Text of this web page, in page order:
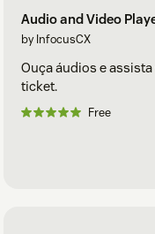
Audio and Video
by InfocusCX
Ouça áudios e
ticket.
Free